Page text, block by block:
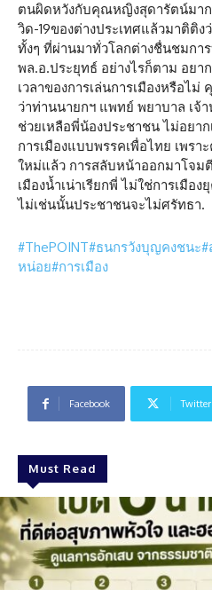
ตนผิดหวังกับคุณหญิงสุดารัตน์มา
วิด-19ของต่างประเทศแล้วมาติติง
ทั้งๆ ที่ผ่านมาทั่วโลกต่างชื่นชมกา
พล.อ.ประยุทธ์ อย่างไรก็ตาม อย
เวลาของการเล่นการเมืองหรือไ
ว่าท่านนายกฯ แพทย์ พยาบาล เจ้
ช่วยเหลือพี่น้องประชาชน ไม่อย
การเมืองแบบพรรคเพื่อไทย เพร
ใหม่แล้ว การสลับหน้าออกมาโจม
เมืองน้ำเน่าเรียกพี่ ไม่ใช่การเมือ
ไม่เช่นนั้นประชาชนจะไม่ศรัทธา.
#ThePOINT#ธนกรวังบุญคงชนะ#
หน่อย#การเมือง
Facebook Twitter
Must Read